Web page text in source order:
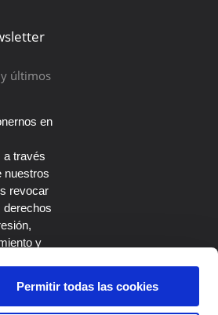
Permitir todas las cookies
y últimos
en
a través
nuestros
revocar
derechos
y